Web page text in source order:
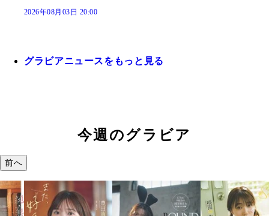
2026年08月03日 20:00
グラビアニュースをもっと見る
今週のグラビア
前へ